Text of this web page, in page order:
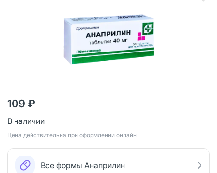
109 ₽
В наличии
Цена действительна при оформлении онлайн
Все формы Анаприлин